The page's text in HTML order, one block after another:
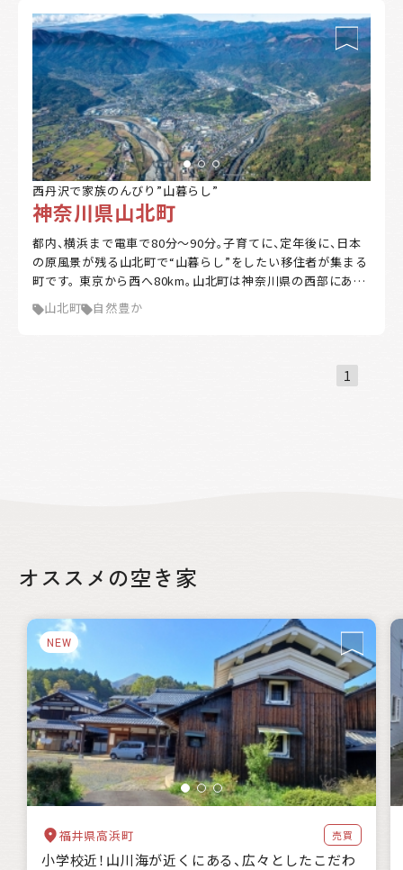
絞り込み
都道府県
自治体の特徴
海に近い
森林が豊か 暖かい地域
涼しい地域
交通が便利
都市近郊
支援制度
家賃補助
住宅購入補助
リフォーム補助
移住補助
起業補助
キーワード
の御池（周囲4.3キロメートル、最大水深103メートルの火口
湖）があります。 高原町は、豊かな自然に育まれた清らかな空
気や澄んだ水を持ち、作物の栽培や畜産に適しています。ま
た、町内には神話や伝統が息づく名所や観光スポットが点在
しており、訪れる人々を魅了しています。
西丹沢で家族のんびり”山暮らし”
神奈川県山北町
都内、横浜まで電車で80分～90分。子育てに、定年後に、日本
の原風景が残る山北町で“山暮らし”をしたい移住者が集まる
町です。 東京から西へ80km。山北町は神奈川県の西部にあ
る、緑深い丹沢の山々に抱かれたまち。町の9割は丹沢山塊。
雄大な山々、美しい湖、雄大な富士山の景観、清らかな流れ。
いうライフスタイルをかなえた移住者もいます。カフェを開
山北町 自然豊か
1
オススメの空き家
NEW
福井県高浜町 売買
小学校近！山川海が近くにある、広々としたこだわ